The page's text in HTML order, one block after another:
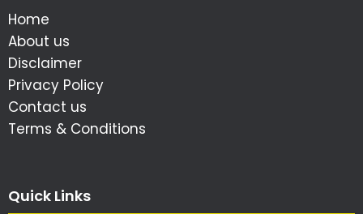
Home
About us
Disclaimer
Privacy Policy
Contact us
Terms & Conditions
Quick Links